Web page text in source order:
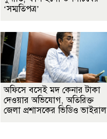
‘সম্মতিপত্র’
অফিসে বসেই মদ কেনার টাকা
দেওয়ার অভিযোগ, অতিরিক্ত
জেলা প্রশাসকের ভিডিও ভাইরাল